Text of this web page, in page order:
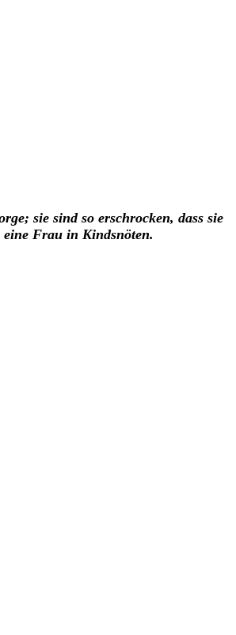
sie sind so erschrocken, dass sie
eine Frau in Kindsnöten.